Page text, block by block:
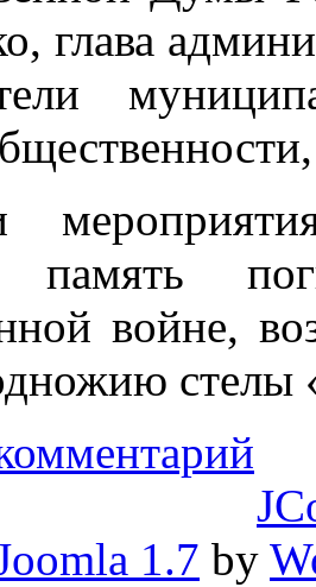
глава
память
войне,
стелы
1.7 by